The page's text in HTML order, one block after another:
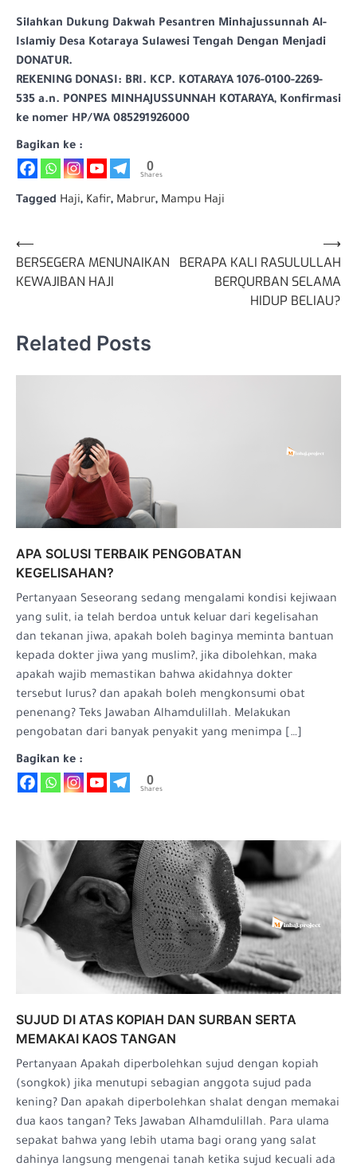
Silahkan Dukung Dakwah Pesantren Minhajussunnah Al-
Islamiy Desa Kotaraya Sulawesi Tengah Dengan Menjadi
DONATUR.
REKENING DONASI: BRI. KCP. KOTARAYA 1076-0100-2269-
535 a.n. PONPES MINHAJUSSUNNAH KOTARAYA, Konfirmasi
ke nomer HP/WA 085291926000
Bagikan ke :
0
Shares
Tagged Haji, Kafir, Mabrur, Mampu Haji
Navigasi
pos
⟵
BERSEGERA MENUNAIKAN
KEWAJIBAN HAJI
BERAPA KALI RASULULLAH
BERQURBAN SELAMA
HIDUP BELIAU?
⟶
Related Posts
APA SOLUSI TERBAIK PENGOBATAN
KEGELISAHAN?
Pertanyaan Seseorang sedang mengalami kondisi kejiwaan
yang sulit, ia telah berdoa untuk keluar dari kegelisahan
dan tekanan jiwa, apakah boleh baginya meminta bantuan
kepada dokter jiwa yang muslim?, jika dibolehkan, maka
apakah wajib memastikan bahwa akidahnya dokter
tersebut lurus? dan apakah boleh mengkonsumi obat
penenang? Teks Jawaban Alhamdulillah. Melakukan
pengobatan dari banyak penyakit yang menimpa […]
Bagikan ke :
0
Shares
SUJUD DI ATAS KOPIAH DAN SURBAN SERTA
MEMAKAI KAOS TANGAN
Pertanyaan Apakah diperbolehkan sujud dengan kopiah
(songkok) jika menutupi sebagian anggota sujud pada
kening? Dan apakah diperbolehkan shalat dengan memakai
dua kaos tangan? Teks Jawaban Alhamdulillah. Para ulama
sepakat bahwa yang lebih utama bagi orang yang salat
dahinya langsung mengenai tanah ketika sujud kecuali ada